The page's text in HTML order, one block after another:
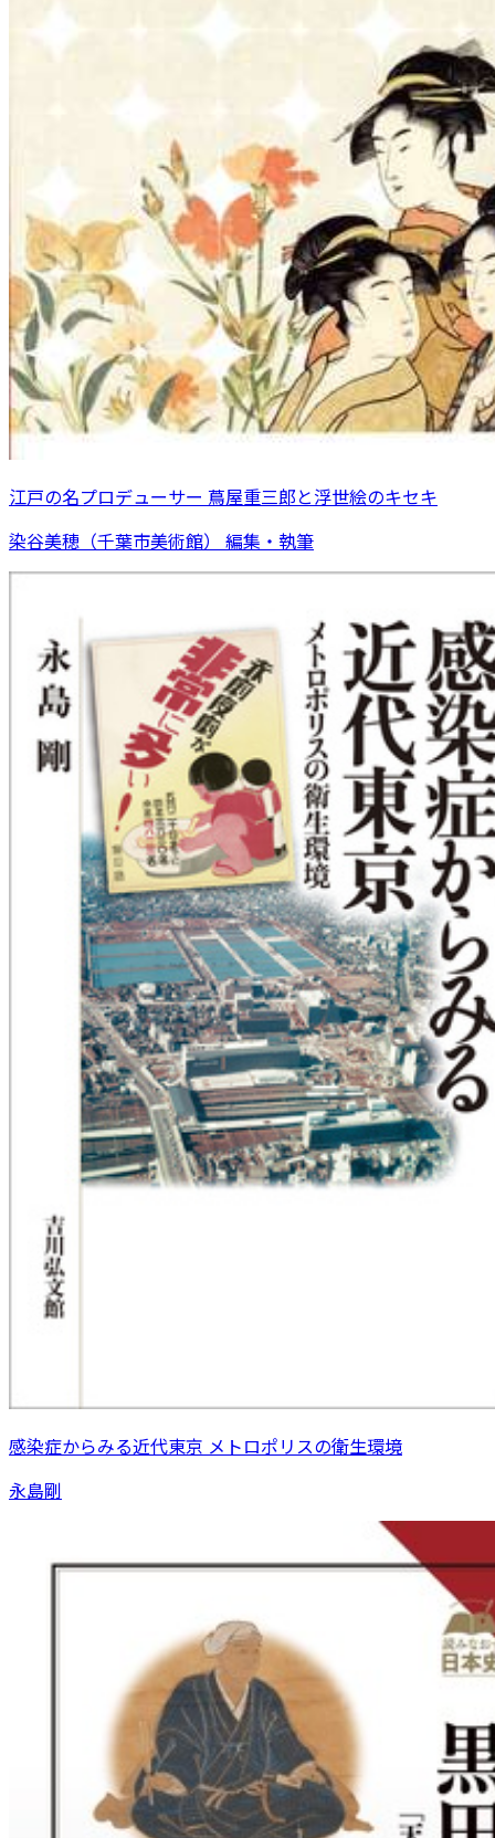
江戸の名プロデューサー 蔦屋重三郎と浮世絵のキセキ
染谷美穂（千葉市美術館） 編集・執筆
感染症からみる近代東京 メトロポリスの衛生環境
永島剛